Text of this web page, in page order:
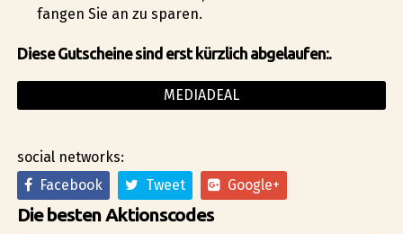
fangen Sie an zu sparen.
Diese Gutscheine sind erst kürzlich abgelaufen:.
MEDIADEAL
social networks:
Facebook
Tweet Google+
Die besten Aktionscodes